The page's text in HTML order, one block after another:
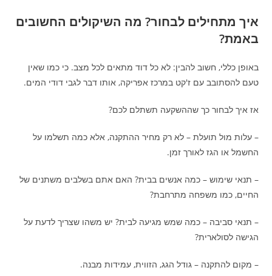
איך מתחילים לבחור? מה השיקולים החשובים
באמת?
באופן כללי, חשוב להבין: לא כל דוד מתאים לכל מצב. כי כמו שאין
טעם להסתובב עם ז'קט במרכז אפריקה, אותו דבר לגבי דודי המים.
אז איך לבחור כך שההשקעה תשתלם לכם?
– עלות מול תועלת – לא רק מחיר ההתקנה, אלא כמה תשלמו על
החשמל או הגז לאורך זמן.
– תנאי שימוש – כמה אנשים בבית? האם אתם בשלבים משתנים של
החיים, כמו משפחה מתרחבת?
– תנאי סביבה – כמה שמש מגיעה לבית? יש משהו שצריך לדעת על
הגישה לסולארית?
– מקום להתקנה – גודל הגג, הזווית, עמידות מבנה.